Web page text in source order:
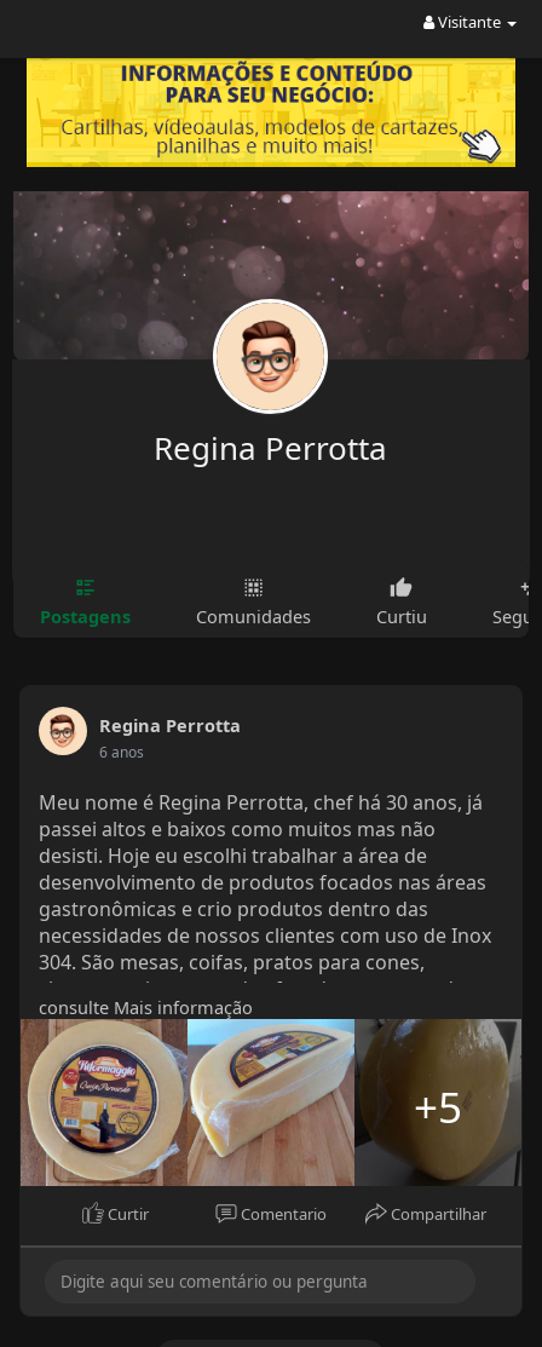
Visitante
Regina Perrotta
Postagens Comunidades Curtiu
Regina Perrotta
6 anos
Meu nome é Regina Perrotta, chef há 30 anos, já
passei altos e baixos como muitos mas não
desisti. Hoje eu escolhi trabalhar a área de
desenvolvimento de produtos focados nas áreas
gastronômicas e crio produtos dentro das
necessidades de nossos clientes com uso de Inox
304. São mesas, coifas, pratos para cones,
churrasqueiras etc todos focados para atender
suas necessidades. Mas hoje queria falar sobre
nosso carro chef o Raclette. Conheça nosso site
www.racleteiraoficial.come conheça nossos
produtos como as máquinas de derreter queijos
que vem fazendo a diferença na vida de muitas
hamburguerias e restaurantes no Brasil e nossos
queijos. Estou a disposição de todos. Abraços
consulte Mais informação
+5
Curtir Comentario Compartilhar